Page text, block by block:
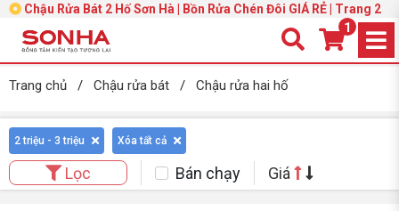
Chậu Rửa Bát 2 Hố Sơn Hà | Bồn Rửa Chén Đôi GIÁ RẺ | Trang 2
1
Trang chủ / Chậu rửa bát / Chậu rửa hai hố
2 triệu - 3 triệu Xóa tất cả
Lọc Bán chạy Giá